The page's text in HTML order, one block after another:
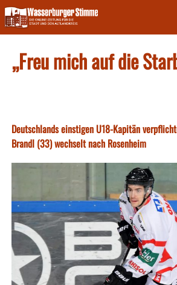
Skip
to
content
„Freu mich auf die
Deutschlands einstigen U18-Kapitän
Brandl (33) wechselt nach Rosenheim